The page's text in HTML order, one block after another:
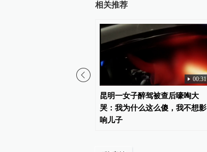
相关推荐
00:31
昆明一女子醉驾被查后嚎啕大
哭：我为什么这么傻，我不想影
响儿子